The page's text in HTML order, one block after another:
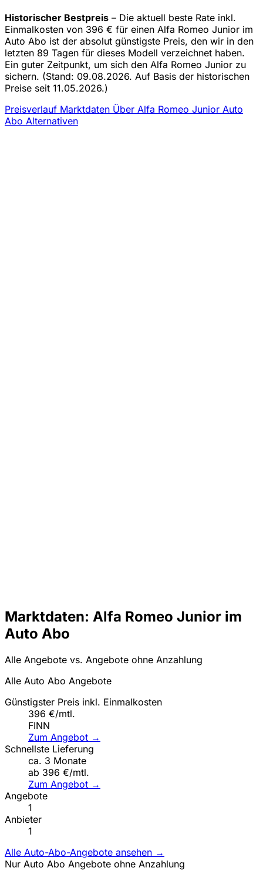
Historischer Bestpreis – Die aktuell beste Rate inkl.
Einmalkosten von 396 € für einen Alfa Romeo Junior im
Auto Abo ist der absolut günstigste Preis, den wir in den
letzten 89 Tagen für dieses Modell verzeichnet haben.
Ein guter Zeitpunkt, um sich den Alfa Romeo Junior zu
sichern. (Stand: 09.08.2026. Auf Basis der historischen
Preise seit 11.05.2026.)
Preisverlauf Marktdaten Über Alfa Romeo Junior Auto
Abo Alternativen
Marktdaten: Alfa Romeo Junior im
Auto Abo
Alle Angebote vs. Angebote ohne Anzahlung
Alle Auto Abo Angebote
Günstigster Preis inkl. Einmalkosten
396 €/mtl.
FINN
Zum Angebot →
Schnellste Lieferung
ca. 3 Monate
ab 396 €/mtl.
Zum Angebot →
Angebote
1
Anbieter
1
Alle Auto-Abo-Angebote ansehen →
Nur Auto Abo Angebote ohne Anzahlung